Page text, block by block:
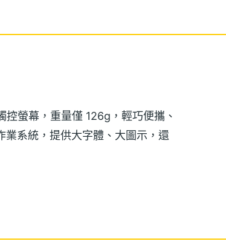
螢幕，重量僅 126g，輕巧便攜、
系統，提供大字體、大圖示，還
擴充 32GB 儲存空間，能收藏媒體